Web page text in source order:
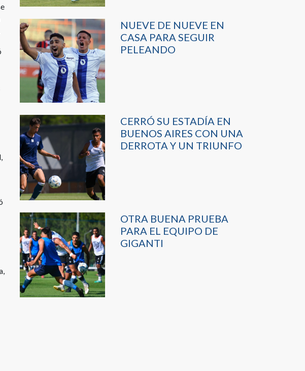
NUEVE DE NUEVE EN
CASA PARA SEGUIR
PELEANDO
CERRÓ SU ESTADÍA EN
BUENOS AIRES CON UNA
DERROTA Y UN TRIUNFO
OTRA BUENA PRUEBA
PARA EL EQUIPO DE
GIGANTI